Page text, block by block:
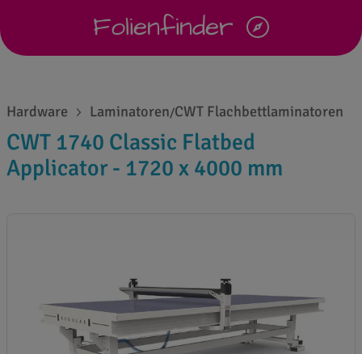
Folienfinder
Hardware Laminatoren/CWT Flachbettlaminatoren
CWT 1740 Classic Flatbed
Applicator - 1720 x 4000 mm